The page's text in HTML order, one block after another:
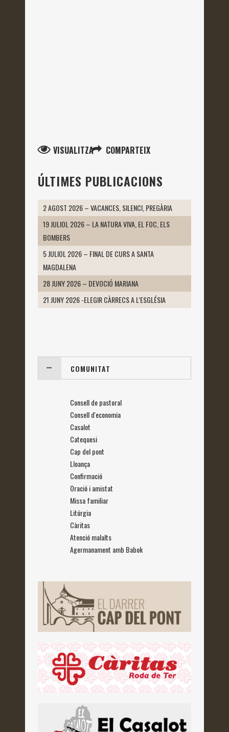
VISUALITZA COMPARTEIX
ÚLTIMES PUBLICACIONS
2 AGOST 2026 – VACANCES, SILENCI, PREGÀRIA
19 JULIOL 2026 – LA NATURA VIVA, EL FOC, ELS
BOMBERS
5 JULIOL 2026 – FINAL DE CURS A SANTA
MAGDALENA
28 JUNY 2026 – DEVOCIÓ MARIANA
21 JUNY 2026 -ELEGIR CÀRRECS A L’ESGLÉSIA
COMUNITAT
Consell de pastoral
Consell d'economia
Casalot
Catequesi
Cap del pont
Lloança
Confirmació
Oració i amistat
Missa familiar
Litúrgia
Càritas
Atenció malalts
Agermanament amb Babok